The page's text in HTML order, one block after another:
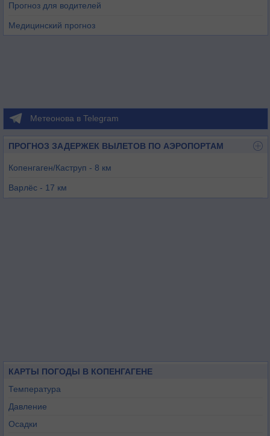
Прогноз для водителей
Медицинский прогноз
Метеонова в Telegram
ПРОГНОЗ ЗАДЕРЖЕК ВЫЛЕТОВ ПО АЭРОПОРТАМ
Копенгаген/Каструп - 8 км
Варлёс - 17 км
КАРТЫ ПОГОДЫ В КОПЕНГАГЕНЕ
Температура
Давление
Осадки